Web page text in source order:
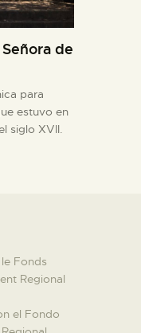
de
para
estuvo en
siglo XVII.
Fonds
Regional
el Fondo